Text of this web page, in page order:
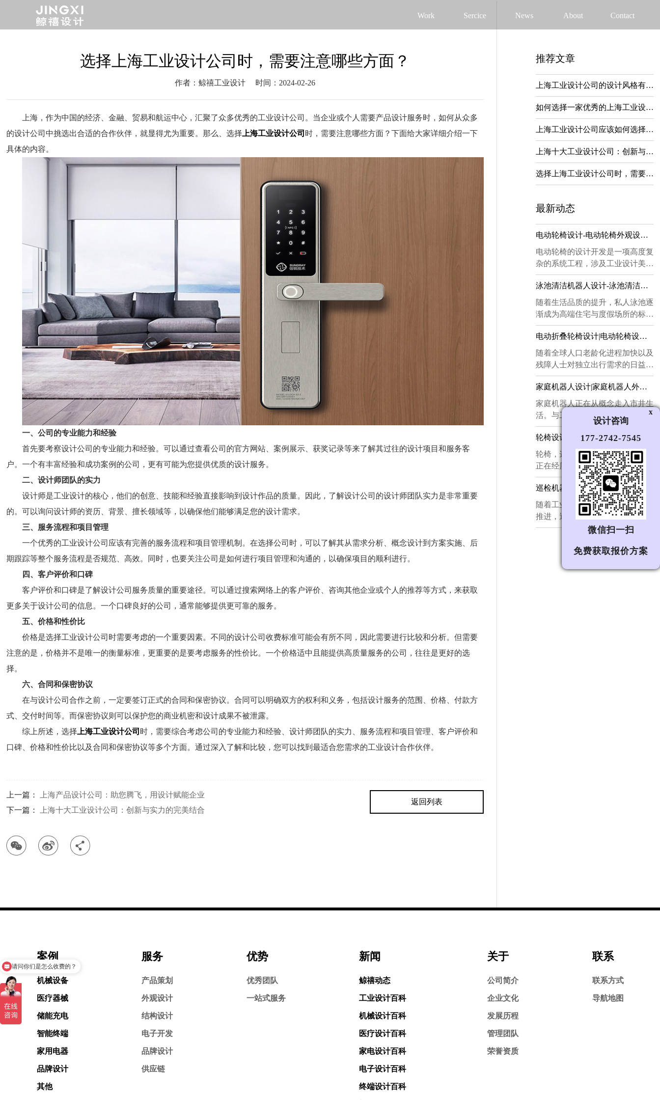
Work Sercice News About Contact
选择上海工业设计公司时，需要注意哪些方面？
作者：鲸禧工业设计 时间：2024-02-26
上海，作为中国的经济、金融、贸易和航运中心，汇聚了众多优秀的工业设计公司。当企业或个人需要产品设计服务时，如何从众多
的设计公司中挑选出合适的合作伙伴，就显得尤为重要。那么、选择 上海工业设计公司 时，需要注意哪些方面？下面给大家详细介绍一下
具体的内容。
一、公司的专业能力和经验
首先要考察设计公司的专业能力和经验。可以通过查看公司的官方网站、案例展示、获奖记录等来了解其过往的设计项目和服务客
户。一个有丰富经验和成功案例的公司，更有可能为您提供优质的设计服务。
二、设计师团队的实力
设计师是工业设计的核心，他们的创意、技能和经验直接影响到设计作品的质量。因此，了解设计公司的设计师团队实力是非常重要
的。可以询问设计师的资历、背景、擅长领域等，以确保他们能够满足您的设计需求。
三、服务流程和项目管理
一个优秀的工业设计公司应该有完善的服务流程和项目管理机制。在选择公司时，可以了解其从需求分析、概念设计到方案实施、后
期跟踪等整个服务流程是否规范、高效。同时，也要关注公司是如何进行项目管理和沟通的，以确保项目的顺利进行。
四、客户评价和口碑
客户评价和口碑是了解设计公司服务质量的重要途径。可以通过搜索网络上的客户评价、咨询其他企业或个人的推荐等方式，来获取
更多关于设计公司的信息。一个口碑良好的公司，通常能够提供更可靠的服务。
五、价格和性价比
价格是选择工业设计公司时需要考虑的一个重要因素。不同的设计公司收费标准可能会有所不同，因此需要进行比较和分析。但需要
注意的是，价格并不是唯一的衡量标准，更重要的是要考虑服务的性价比。一个价格适中且能提供高质量服务的公司，往往是更好的选
择。
六、合同和保密协议
在与设计公司合作之前，一定要签订正式的合同和保密协议。合同可以明确双方的权利和义务，包括设计服务的范围、价格、付款方
式、交付时间等。而保密协议则可以保护您的商业机密和设计成果不被泄露。
综上所述，选择 上海工业设计公司 时，需要综合考虑公司的专业能力和经验、设计师团队的实力、服务流程和项目管理、客户评价和
口碑、价格和性价比以及合同和保密协议等多个方面。通过深入了解和比较，您可以找到最适合您需求的工业设计合作伙伴。
上一篇：
上海产品设计公司：助您腾飞，用设计赋能企业
下一篇：
上海十大工业设计公司：创新与实力的完美结合
返回列表
推荐文章
上海工业设计公司的设计风格有哪些？都包括哪些服务内容？
如何选择一家优秀的上海工业设计公司？都有哪些技巧和方法？
上海工业设计公司应该如何选择？都有哪些方法？
上海十大工业设计公司：创新与实力的完美结合
选择上海工业设计公司时，需要注意哪些方面？
最新动态
电动轮椅设计-电动轮椅外观设计-电动轮椅结构设计-电动轮椅电子开发-电动轮椅样机制作
​电动轮椅的设计开发是一项高度复
杂的系统工程，涉及工业设计美
学、机械结构力学、电子信息技术
与人机工程学等多个专业领域的深
度融合。随着人口老龄化进程的加
快以及社会对残障人士出行品质关
纯的代步工具演变为融合智能科技
小编将从外观设计、结构设计、电
子开发及样机制作四个方面来详细
介绍设计开发的要点。...
泳池清洁机器人设计-泳池清洁机器人外观设计-泳池清洁机器人结构设计
​随着生活品质的提升，私人泳池逐
渐成为高端住宅与度假场所的标配
设施。然而，传统的人工清洁方式
不仅耗时费力，且难以保证清洁效
果的均匀性与持续性。在此背景
下，泳池清洁机器人的设计与开发
要解决方案。下面就由小编来给大
电动折叠轮椅设计|电动轮椅设计|折叠轮椅设计|轮椅外观造型设计
随着全球人口老龄化进程加快以及
残障人士对独立出行需求的日益增
长，电动折叠轮椅正从单纯的医疗
辅助工具，演变为融合工业设计、
人机工程与智能科技的综合性出行
解决方案。本文将从电动折叠轮椅
设计、电动轮椅设计、折叠轮椅设
计、轮椅外观造型设计四个维度，
探讨这一领域的设计理念与创新方
向。...
家庭机器人设计|家庭机器人外观设计|家庭机器人外形设计|机器人工业设计公司
​家庭机器人正在从概念走入市井生
活。与工厂、仓储等工业场景不
同，家庭是一个承载情绪与亲密关
系的私密空间，机器人一旦跨进门
槛，首先面对的不是功能考核，而
是家庭成员本能的视觉与心理审
视。因此，家庭机器人的外观设
计、外形设计与工业设计，远不
止"把外壳画好看"这样简单，而是
一项需要兼顾亲和力、安全感、交
互性与量产可行性的系统工程。...
轮椅设计|智能轮椅设计|电动轮椅设计|轮式爬楼梯轮椅设计|轮椅设计公司
​轮椅，这一看似简单的辅助器具，
正在经历一场深刻的技术革命。从
最初的手动轮椅，到今天的智能轮
椅、电动轮椅乃至轮式爬楼梯轮
椅，其设计理念已从单纯的“代步
工具”转向“人机协同的移动解决方
案”。这一演变不仅体现了工程技
术的进步，更折射出社会对残障人
士尊严与独立生活的深切关注。...
巡检机器人设计|巡检机器人外观设计|巡检机器人结构设计|机器人设计公司
​随着工业自动化与智能制造的深入
推进，巡检机器人正逐步成为电
力、化工、矿山、数据中心等众多
秀的巡检机器人，绝非功能的简单
堆砌，而是外观设计、结构设计与
案例
机械设备
医疗器械
储能充电
智能终端
家用电器
品牌设计
其他
服务
产品策划
外观设计
结构设计
电子开发
品牌设计
供应链
优势
优秀团队
一站式服务
新闻
鲸禧动态
工业设计百科
机械设计百科
医疗设计百科
家电设计百科
电子设计百科
终端设计百科
关于
公司简介
企业文化
发展历程
管理团队
荣誉资质
联系
联系方式
导航地图
x
设计咨询
177-2742-7545
微信扫一扫
免费获取报价方案
请问你们是怎么收费的？